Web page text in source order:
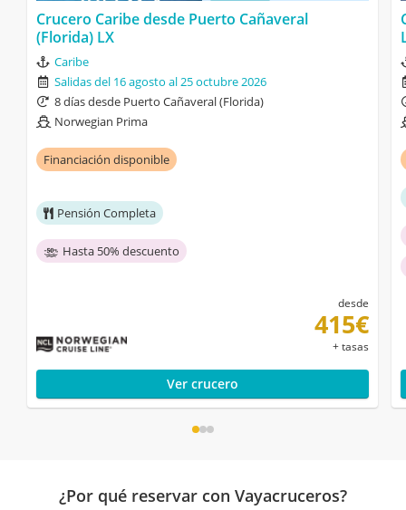
Crucero Caribe desde Puerto Cañaveral
(Florida) LX
Caribe
Salidas del 16 agosto al 25 octubre 2026
8 días desde Puerto Cañaveral (Florida)
Norwegian Prima
Financiación disponible
Pensión Completa
Hasta 50% descuento
desde
415€
+ tasas
Ver crucero
¿Por qué reservar con Vayacruceros?